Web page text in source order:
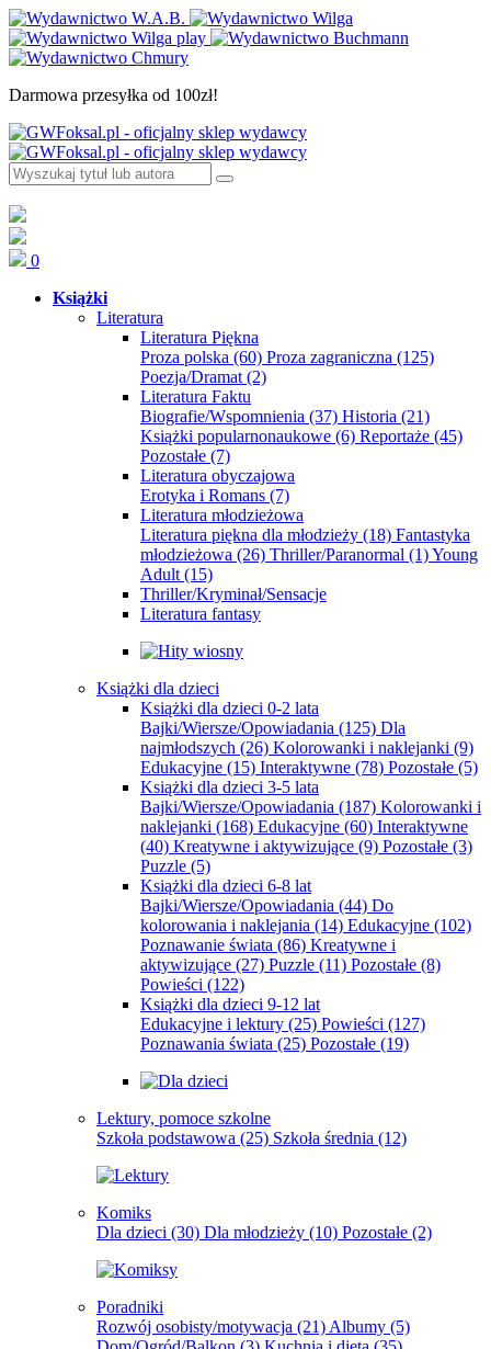
Darmowa przesyłka od 100zł!
0
Książki
Literatura
Literatura Piękna
Proza polska (60) Proza zagraniczna (125)
Poezja/Dramat (2)
Literatura Faktu
Biografie/Wspomnienia (37) Historia (21)
Książki popularnonaukowe (6) Reportaże (45)
Pozostałe (7)
Literatura obyczajowa
Erotyka i Romans (7)
Literatura młodzieżowa
Literatura piękna dla młodzieży (18) Fantastyka
młodzieżowa (26) Thriller/Paranormal (1)Young
Adult (15)
Thriller/Kryminał/Sensacje
Literatura fantasy
Książki dla dzieci
Książki dla dzieci 0-2 lata
Bajki/Wiersze/Opowiadania (125) Dla
najmłodszych (26) Kolorowanki i naklejanki (9)
Edukacyjne (15) Interaktywne (78) Pozostałe (5)
Książki dla dzieci 3-5 lata
Bajki/Wiersze/Opowiadania (187) Kolorowanki i
naklejanki (168) Edukacyjne (60) Interaktywne
(40) Kreatywne i aktywizujące (9) Pozostałe (3)
Puzzle (5)
Książki dla dzieci 6-8 lat
Bajki/Wiersze/Opowiadania (44) Do
kolorowania i naklejania (14) Edukacyjne (102)
Poznawanie świata (86) Kreatywne i
aktywizujące (27) Puzzle (11) Pozostałe (8)
Powieści (122)
Książki dla dzieci 9-12 lat
Edukacyjne i lektury (25) Powieści (127)
Poznawania świata (25) Pozostałe (19)
Lektury, pomoce szkolne
Szkoła podstawowa (25) Szkoła średnia (12)
Komiks
Dla dzieci (30) Dla młodzieży (10) Pozostałe (2)
Poradniki
Rozwój osobisty/motywacja (21) Albumy (5)